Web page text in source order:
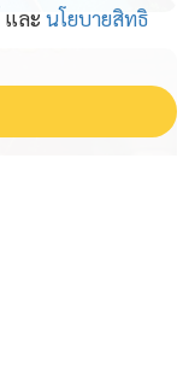
และ นโยบายสิทธิ